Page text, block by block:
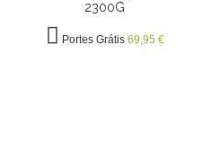
2300G
Portes Grátis 69,95 €